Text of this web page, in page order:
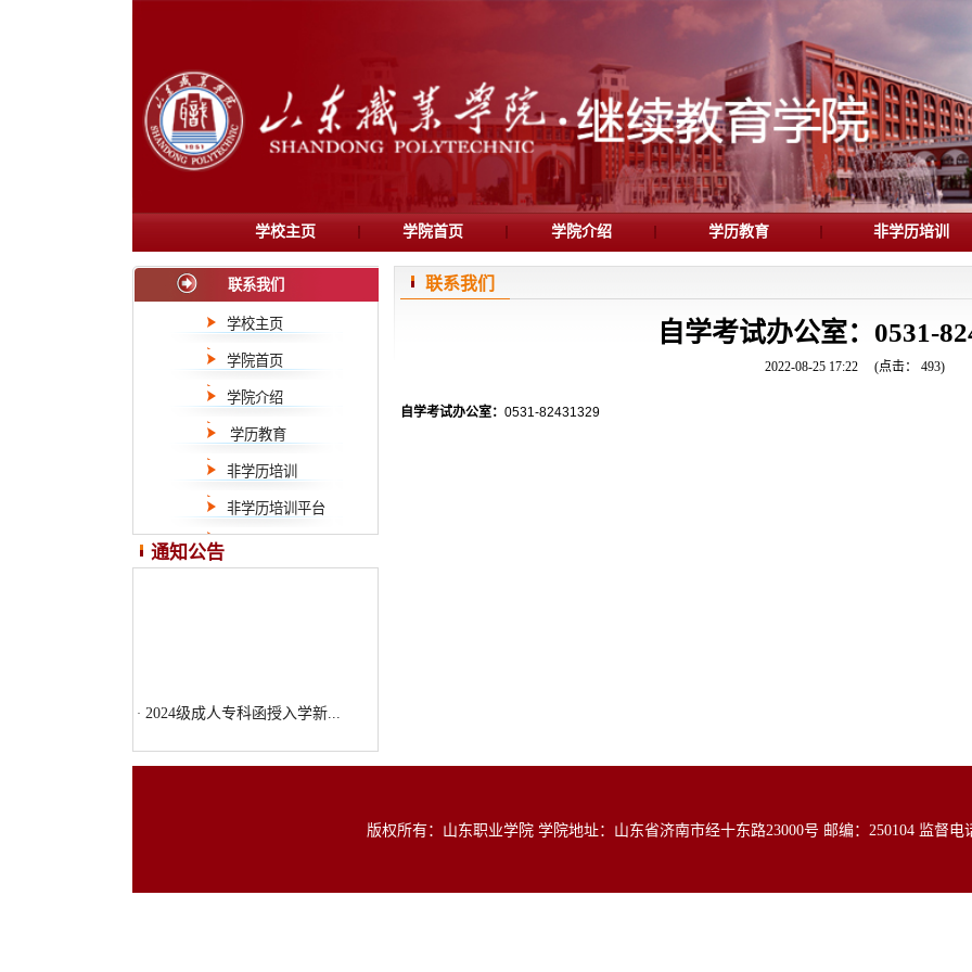
学校主页 学院首页 学院介绍 学历教育 非学历培训
联系我们
学校主页
学院首页
学院介绍
学历教育
非学历培训
非学历培训平台
通知公告
· 2024级成人专科函授入学新...
· 2024级成人专科函授入学新...
联系我们
自学考试办公室：0531-
2022-08-25 17:22 (点击： 493)
自学考试办公室： 0531-82431329
版权所有：山东职业学院 学院地址：山东省济南市经十东路23000号 邮编：250104 监督电